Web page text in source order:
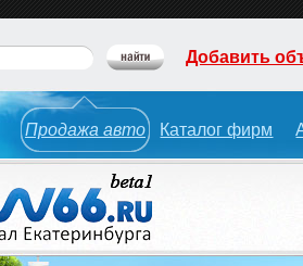
Продажа авто Каталог фирм
Добавить